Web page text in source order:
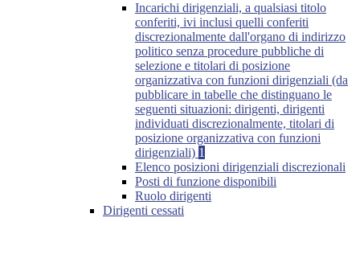
Incarichi dirigenziali, a qualsiasi titolo
conferiti, ivi inclusi quelli conferiti
discrezionalmente dall'organo di indirizzo
politico senza procedure pubbliche di
selezione e titolari di posizione
organizzativa con funzioni dirigenziali (da
pubblicare in tabelle che distinguano le
seguenti situazioni: dirigenti, dirigenti
individuati discrezionalmente, titolari di
posizione organizzativa con funzioni
dirigenziali) 1
Elenco posizioni dirigenziali discrezionali
Posti di funzione disponibili
Ruolo dirigenti
Dirigenti cessati